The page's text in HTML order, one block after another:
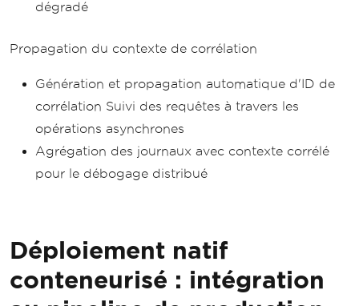
dégradé
Propagation du contexte de corrélation
Génération et propagation automatique d'ID de
corrélation Suivi des requêtes à travers les
opérations asynchrones
Agrégation des journaux avec contexte corrélé
pour le débogage distribué
Déploiement natif
conteneurisé : intégration